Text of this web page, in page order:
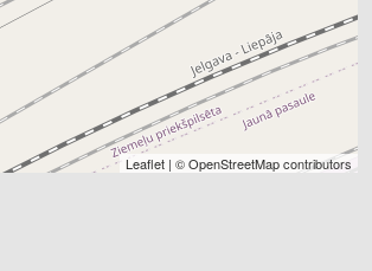
Leaflet | ©OpenStreetMapcontributors